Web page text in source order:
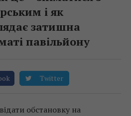
і як
затишна
павільйону
Twitter
обстановку на